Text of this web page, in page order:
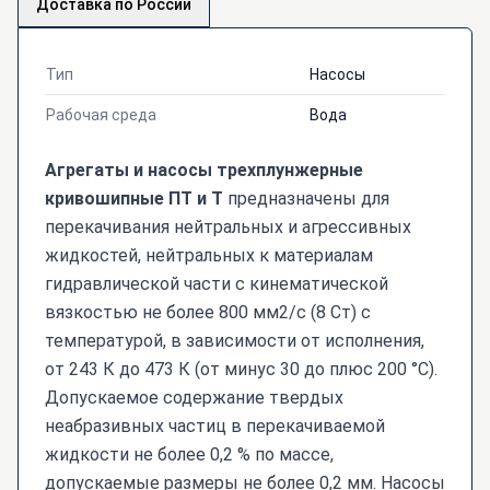
Доставка по России
Тип Насосы
Рабочая среда Вода
Агрегаты и насосы трехплунжерные
кривошипные ПТ и Т предназначены для
перекачивания нейтральных и агрессивных
жидкостей, нейтральных к материалам
гидравлической части с кинематической
вязкостью не более 800 мм2/с (8 Ст) с
температурой, в зависимости от исполнения,
от 243 К до 473 К (от минус 30 до плюс 200 °С).
Допускаемое содержание твердых
неабразивных частиц в перекачиваемой
жидкости не более 0,2 % по массе,
допускаемые размеры не более 0,2 мм. Насосы